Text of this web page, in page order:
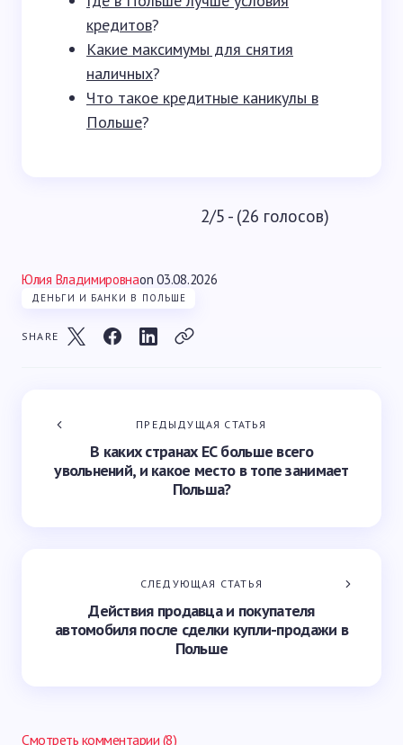
кредитов?
Какие максимумы для снятия
наличных?
Что такое кредитные каникулы в
Польше?
2/5 - (26 голосов)
Юлия Владимировнаon 03.08.2026
ДЕНЬГИ И БАНКИ В ПОЛЬШЕ
SHARE
ПРЕДЫДУЩАЯ СТАТЬЯ
В каких странах ЕС больше всего
увольнений, и какое место в топе занимает
Польша?
СЛЕДУЮЩАЯ СТАТЬЯ
Действия продавца и покупателя
автомобиля после сделки купли-продажи в
Польше
Смотреть комментарии (8)